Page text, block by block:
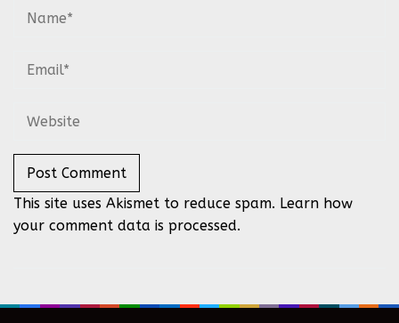
This site uses Akismet to reduce spam. Learn how
your comment data is processed.